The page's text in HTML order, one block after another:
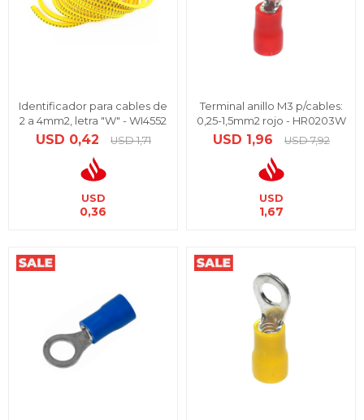
Identificador para cables de
2 a 4mm2, letra "W" - WI4552
USD 0,42 USD 1,71
USD
0,36
Terminal anillo M3 p/cables:
0,25-1,5mm2 rojo - HR0203W
USD 1,96 USD 7,92
USD
1,67